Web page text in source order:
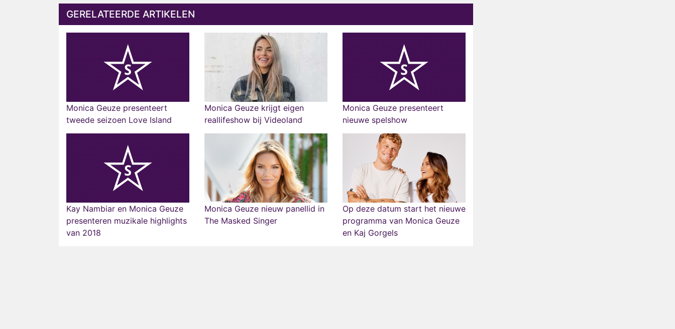
GERELATEERDE ARTIKELEN
Monica Geuze presenteert
tweede seizoen Love Island
Monica Geuze krijgt eigen
reallifeshow bij Videoland
Monica Geuze presenteert
nieuwe spelshow
Kay Nambiar en Monica Geuze
presenteren muzikale highlights
van 2018
Monica Geuze nieuw panellid in
The Masked Singer
Op deze datum start het nieuwe
programma van Monica Geuze
en Kaj Gorgels